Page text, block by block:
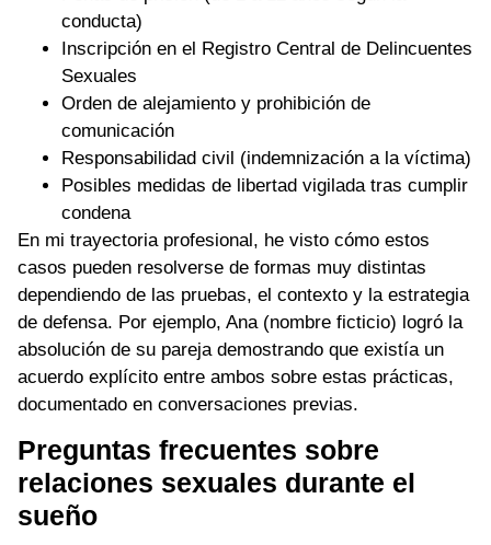
conducta)
Inscripción en el Registro Central de Delincuentes
Sexuales
Orden de alejamiento y prohibición de
comunicación
Responsabilidad civil (indemnización a la víctima)
Posibles medidas de libertad vigilada tras cumplir
condena
En mi trayectoria profesional, he visto cómo estos
casos pueden resolverse de formas muy distintas
dependiendo de las pruebas, el contexto y la estrategia
de defensa. Por ejemplo, Ana (nombre ficticio) logró la
absolución de su pareja demostrando que existía un
acuerdo explícito entre ambos sobre estas prácticas,
documentado en conversaciones previas.
Preguntas frecuentes sobre
relaciones sexuales durante el
sueño